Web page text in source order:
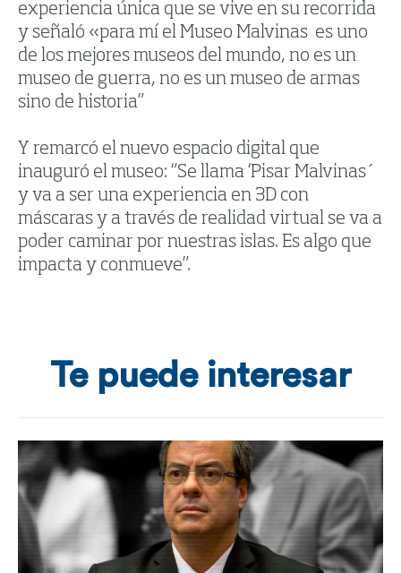
experiencia única que se vive en su recorrida
y señaló «para mí el Museo Malvinas es uno
de los mejores museos del mundo, no es un
museo de guerra, no es un museo de armas
sino de historia”
Y remarcó el nuevo espacio digital que
inauguró el museo: “Se llama ‘Pisar Malvinas´
y va a ser una experiencia en 3D con
máscaras y a través de realidad virtual se va a
poder caminar por nuestras islas. Es algo que
impacta y conmueve”.
Te puede interesar